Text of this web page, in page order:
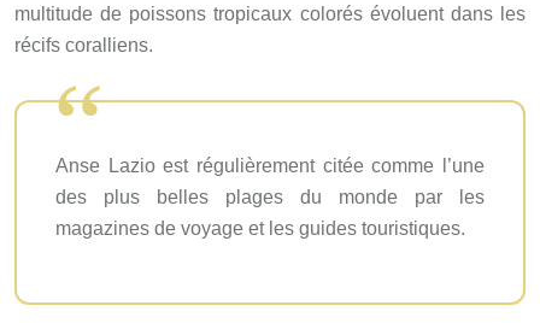
multitude de poissons tropicaux colorés évoluent dans les
récifs coralliens.
Anse Lazio est régulièrement citée comme l’une
des plus belles plages du monde par les
magazines de voyage et les guides touristiques.